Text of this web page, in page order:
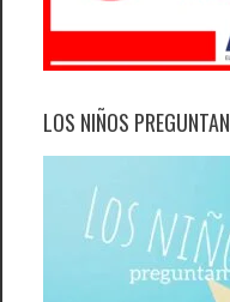
LOS NIÑOS PREGUNTAN